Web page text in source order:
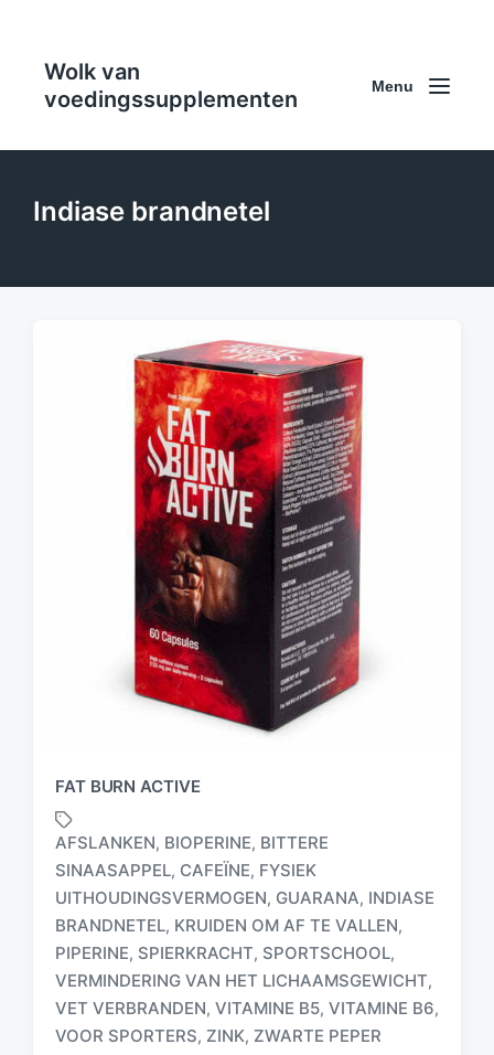
Wolk van
voedingssupplementen
Menu
Indiase brandnetel
FAT BURN ACTIVE
e
t
a
g
AFSLANKEN, BIOPERINE, BITTERE
SINAASAPPEL, CAFEÏNE, FYSIEK
UITHOUDINGSVERMOGEN, GUARANA, INDIASE
BRANDNETEL, KRUIDEN OM AF TE VALLEN,
PIPERINE, SPIERKRACHT, SPORTSCHOOL,
VERMINDERING VAN HET LICHAAMSGEWICHT,
VET VERBRANDEN, VITAMINE B5, VITAMINE B6,
VOOR SPORTERS, ZINK, ZWARTE PEPER